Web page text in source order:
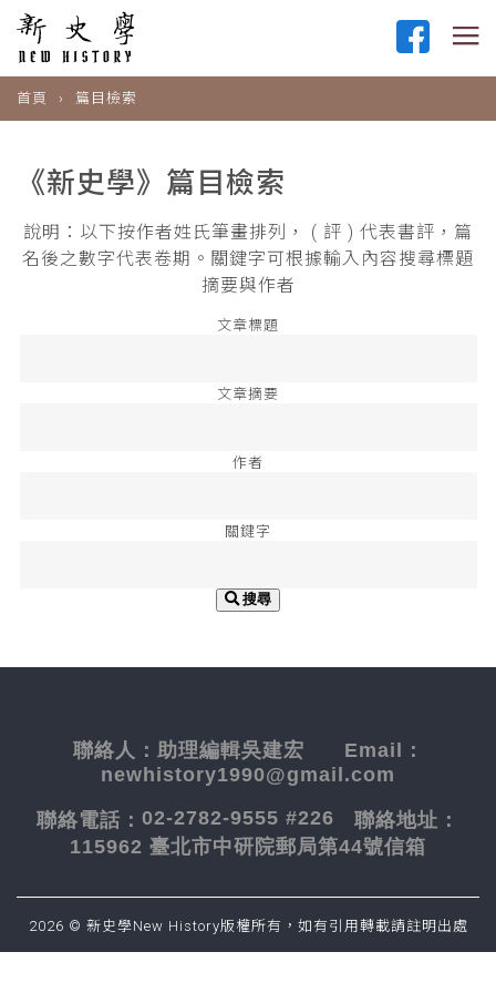
首頁 篇目檢索
《新史學》篇目檢索
說明：以下按作者姓氏筆畫排列， ( 評 ) 代表書評，篇
名後之數字代表卷期。關鍵字可根據輸入內容搜尋標題
摘要與作者
文章標題
文章摘要
作者
關鍵字
搜尋
聯絡人： 助理編輯吳建宏 Email：
newhistory1990@gmail.com
聯絡電話： 02-2782-9555 #226 聯絡地址：
115962 臺北市中研院郵局第44號信箱
2026 © 新史學New History版權所有，如有引用轉載請註明出處